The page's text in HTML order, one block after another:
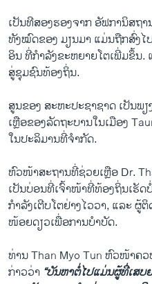
ເປັນ​ທີ​ສອງ​ຮອງ​ຈາກ ​ອັ​ຟກາ​ນິສຖ
ທັງໝົດ​ຂອງ ມຽນມາ​ ​ແມ່ນ​ຖືກສົ່ງ​ໄ
ອິນ ທີ່​ກຳລັງຂະຫຍາຍໂຕ​ເພີ່ມ​ຂຶ້ນ.
ສູ່​ຊຸມ​ຊົນ​ທ້ອງ​ຖິ່ນ.
ສູນຂອງ ​ສະຫະ​ປະຊາ​ຊາດ ເປັນ​ພ
ເຫຼືອ​ຂອງ​ລັດຖະບານ​ໃນ​ເມືອງ
ໃນ​ປະລິມານທີ່​ຈຳກັດ.
ຫົວໜ້າ​ສະຖານ​ທີ່​ຊ່ວຍ​ເຫຼືອ Dr.
ເປັນ​ບ່ອນ​ທີ່ເຈົ້າ​ໜ້າ​ທີ່​ທ້ອງຖິ່ນ​ເຮັດ
ກຳລັງ​ເຕີບ​ໂຕ​ຢ່າງ​ໄວວາ, ​ແລະ
ໜ້ອຍ​ດຽວ​ເພື່ອ​ການ​ບຳບັດ​.
ທ່ານ Than Myo Tun ຫົວໜ້າຄ
ກ່າວ​ວ່າ “ບັນຫາ​ຕໍ່​ໄປ​ແມ່ນ​ຜູ້​ທີ່ເສບ​